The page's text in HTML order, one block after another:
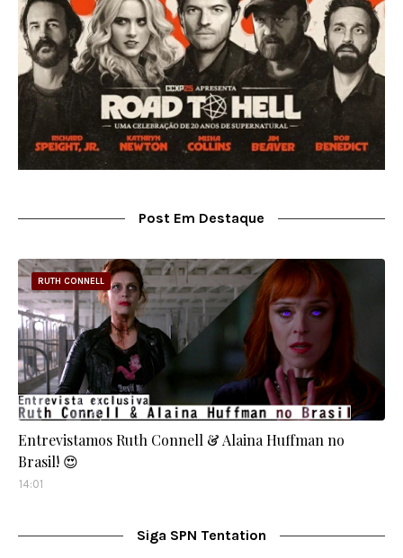
Post Em Destaque
RUTH CONNELL
Entrevistamos Ruth Connell & Alaina Huffman no
Brasil! 😍
14:01
Siga SPN Tentation